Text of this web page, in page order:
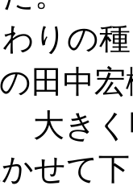
りの
田中
大き
せて